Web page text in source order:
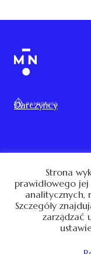
Darczyńcy
Ta strona
Strona
prawidłowego
analitycznych,
Szczegóły
zarządzać